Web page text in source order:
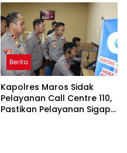
Panggung Penghargaan
bagi Pelayan Publik
Berprestasi
Berita
Kapolres Maros Sidak
Pelayanan Call Centre 110,
Pastikan Pelayanan Sigap